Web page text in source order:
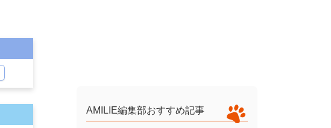
AMILIE編集部おすすめ記事